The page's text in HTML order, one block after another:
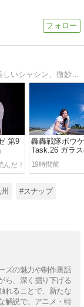
風景ほかと時々ポートレートの写真ブログ美しいシャシン、微妙なシャシンの写真ブログです。
第9
轟轟戦隊ボウ
Task.26 ガラ
19時間前
#スナップ
ズの魅力や制作裏話
ら、深く掘り下げる
れることで、新たな
解説で、アニメ・特